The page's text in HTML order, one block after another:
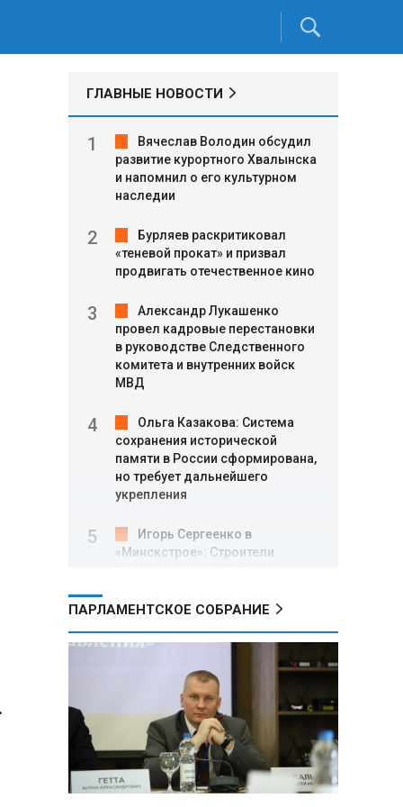
ГЛАВНЫЕ НОВОСТИ
Вячеслав Володин обсудил
развитие курортного Хвалынска
и напомнил о его культурном
наследии
Бурляев раскритиковал
«теневой прокат» и призвал
продвигать отечественное кино
Александр Лукашенко
провел кадровые перестановки
в руководстве Следственного
комитета и внутренних войск
МВД
Ольга Казакова: Система
сохранения исторической
памяти в России сформирована,
но требует дальнейшего
укрепления
Игорь Сергеенко в
«Минскстрое»: Строители
в улучшении охраны труда
МИД РФ: Поездка
Зеленского в США не принесла
ожидаемых результатов
Белорусские школьники
собрали первые «космические»
томаты из семян, побывавших
на орбите
ПАРЛАМЕНТСКОЕ СОБРАНИЕ